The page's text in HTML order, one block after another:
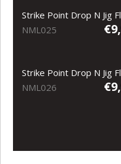
Strike Point Drop N Jig
NML025
Strike Point Drop N Jig
NML026